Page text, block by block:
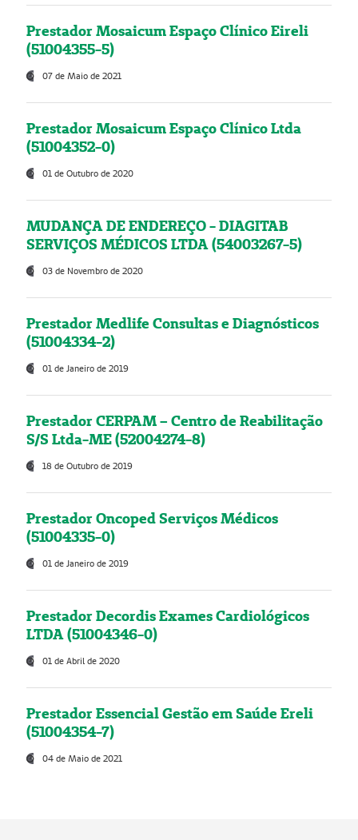
Prestador Mosaicum Espaço Clínico Eireli
(51004355-5)
07 de Maio de 2021
Prestador Mosaicum Espaço Clínico Ltda
(51004352-0)
01 de Outubro de 2020
MUDANÇA DE ENDEREÇO - DIAGITAB
SERVIÇOS MÉDICOS LTDA (54003267-5)
03 de Novembro de 2020
Prestador Medlife Consultas e Diagnósticos
(51004334-2)
01 de Janeiro de 2019
Prestador CERPAM – Centro de Reabilitação
S/S Ltda-ME (52004274-8)
18 de Outubro de 2019
Prestador Oncoped Serviços Médicos
(51004335-0)
01 de Janeiro de 2019
Prestador Decordis Exames Cardiológicos
LTDA (51004346-0)
01 de Abril de 2020
Prestador Essencial Gestão em Saúde Ereli
(51004354-7)
04 de Maio de 2021